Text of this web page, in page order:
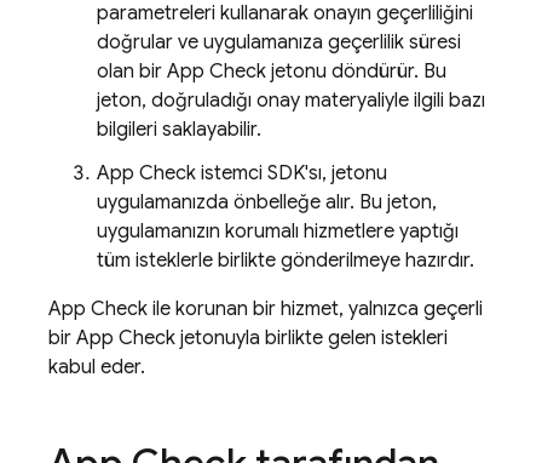
parametreleri kullanarak onayın geçerliliğini
doğrular ve uygulamanıza geçerlilik süresi
olan bir App Check jetonu döndürür. Bu
jeton, doğruladığı onay materyaliyle ilgili bazı
bilgileri saklayabilir.
App Check istemci SDK'sı, jetonu
uygulamanızda önbelleğe alır. Bu jeton,
uygulamanızın korumalı hizmetlere yaptığı
tüm isteklerle birlikte gönderilmeye hazırdır.
App Check ile korunan bir hizmet, yalnızca geçerli
bir App Check jetonuyla birlikte gelen istekleri
kabul eder.